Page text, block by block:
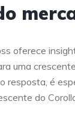
oferece
uma
resposta, é
do